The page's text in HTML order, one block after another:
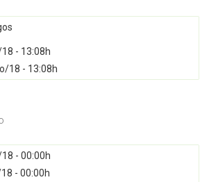
- 13:08h
18 - 13:08h
- 00:00h
- 00:00h